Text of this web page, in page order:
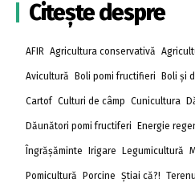
Citește despre
AFIR Agricultura conservativă
Avicultură Boli pomi fructifieri Boli și
Cartof Culturi de câmp Cunicultura
Dăunători pomi fructiferi Energie
Îngrășăminte Irigare Legumicultură
Pomicultură Porcine Știai că?!